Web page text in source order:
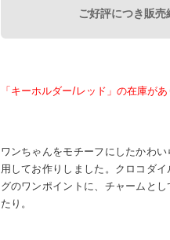
ご好評につき販
「キーホルダー/レッド」の在庫があ
ワンちゃんをモチーフにしたかわ
用してお作りしました。クロコダ
グのワンポイントに、チャームと
たり。